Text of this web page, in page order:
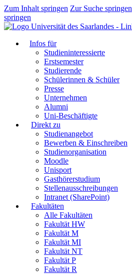
Zum Inhalt springen Zur Suche springen
springen
Infos für
Studieninteressierte
Erstsemester
Studierende
Schülerinnen & Schüler
Presse
Unternehmen
Alumni
Uni-Beschäftigte
Direkt zu
Studienangebot
Bewerben & Einschreiben
Studienorganisation
Moodle
Unisport
Gasthörerstudium
Stellenausschreibungen
Intranet (SharePoint)
Fakultäten
Alle Fakultäten
Fakultät HW
Fakultät M
Fakultät MI
Fakultät NT
Fakultät P
Fakultät R